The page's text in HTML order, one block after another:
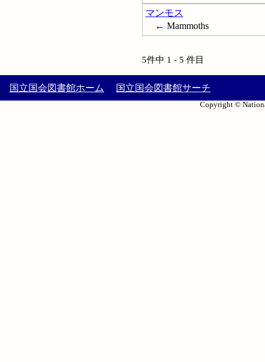
マンモス
← Mammoths
5件中 1 - 5 件目
国立国会図書館ホーム 国立国会図書館サーチ
Copyright ©